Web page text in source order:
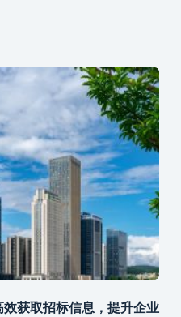
获取招标信息，提升企业